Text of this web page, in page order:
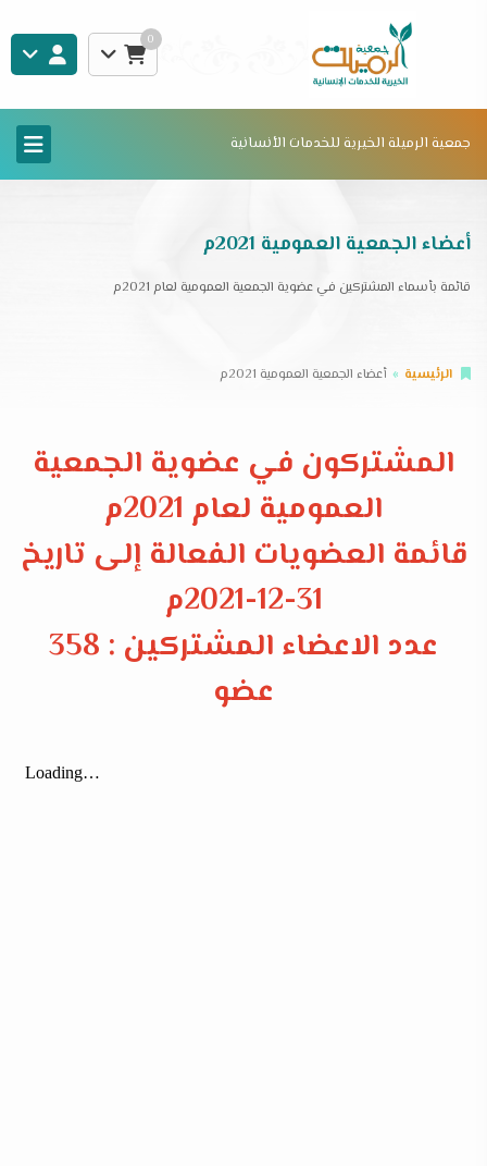
0
جمعية الرميلة الخيرية للخدمات الأنسانية
أعضاء الجمعية العمومية 2021م
قائمة بأسماء المشتركين في عضوية الجمعية العمومية لعام 2021م
الرئيسية أعضاء الجمعية العمومية 2021م
المشتركون في عضوية الجمعية
العمومية لعام 2021م
قائمة العضويات الفعالة إلى تاريخ
31-12-2021م
عدد الاعضاء المشتركين : 358
عضو